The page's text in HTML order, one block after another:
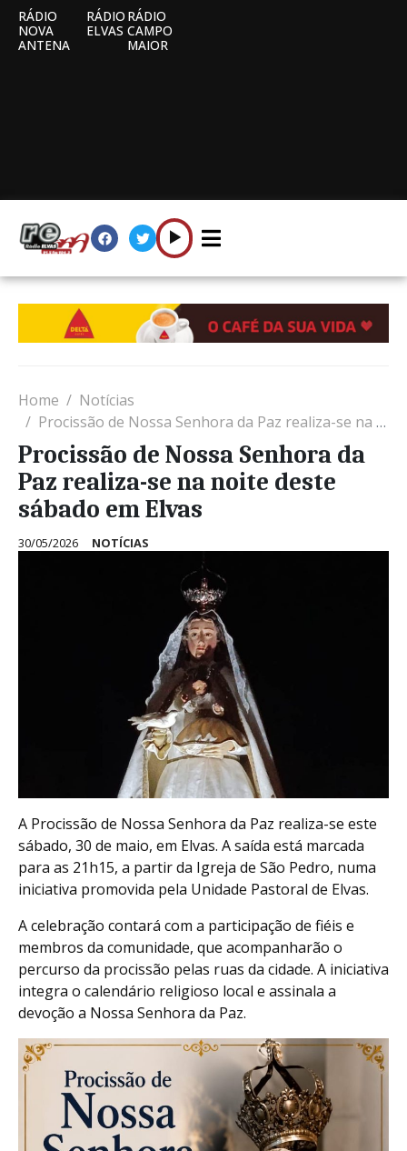
RÁDIO
NOVA
ANTENA
RÁDIO
ELVAS
RÁDIO
CAMPO
MAIOR
Home
Notícias
Procissão de Nossa Senhora da Paz realiza-se na noite deste sábado em Elvas
Procissão de Nossa Senhora da
Paz realiza-se na noite deste
sábado em Elvas
30/05/2026 NOTÍCIAS
A Procissão de Nossa Senhora da Paz realiza-se este
sábado, 30 de maio, em Elvas. A saída está marcada
para as 21h15, a partir da Igreja de São Pedro, numa
iniciativa promovida pela Unidade Pastoral de Elvas.
A celebração contará com a participação de fiéis e
membros da comunidade, que acompanharão o
percurso da procissão pelas ruas da cidade. A iniciativa
integra o calendário religioso local e assinala a
devoção a Nossa Senhora da Paz.